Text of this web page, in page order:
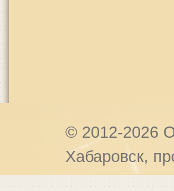
© 2012-2026
Хабаровск,